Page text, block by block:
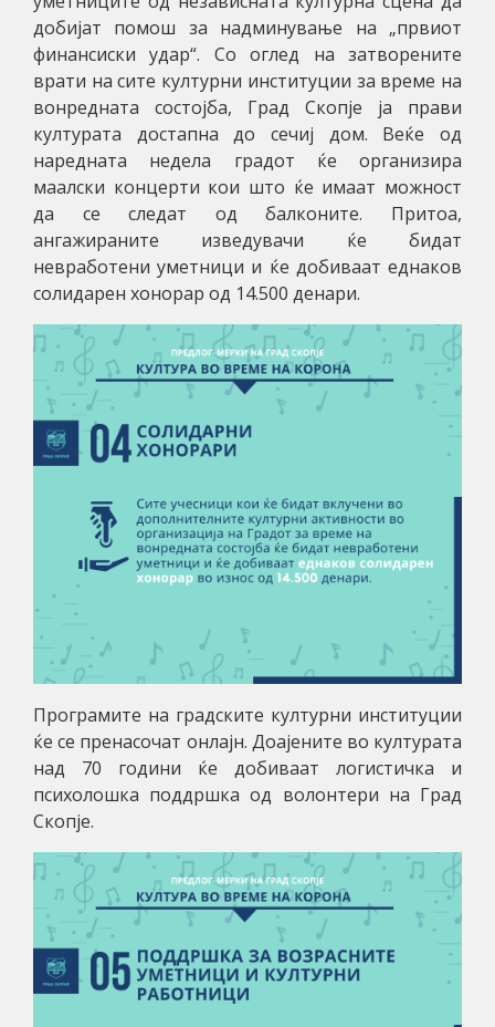
добијат помош за надминување на „првиот
финансиски удар“. Со оглед на затворените
врати на сите културни институции за време на
вонредната состојба, Град Скопје ја прави
културата достапна до сечиј дом. Веќе од
наредната недела градот ќе организира
маалски концерти кои што ќе имаат можност
да се следат од балконите. Притоа,
ангажираните изведувачи ќе бидат
невработени уметници и ќе добиваат еднаков
солидарен хонорар од 14.500 денари.
Програмите на градските културни институции
ќе се пренасочат онлајн. Доајените во културата
над 70 години ќе добиваат логистичка и
психолошка поддршка од волонтери на Град
Скопје.